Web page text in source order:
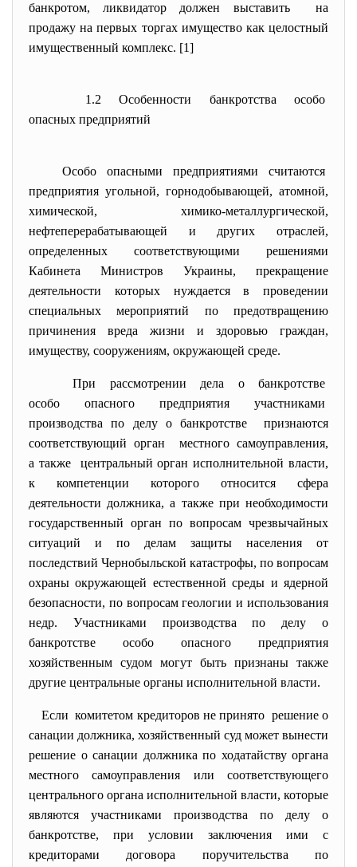
банкротом, ликвидатор должен выставить на
продажу на первых торгах имущество как целостный
имущественный комплекс. [1]
1.2 Особенности банкротства особо
опасных предприятий
Особо опасными предприятиями считаются
предприятия угольной, горнодобывающей, атомной,
химической, химико-металлургической,
нефтеперерабатывающей и других отраслей,
определенных соответствующими решениями
Кабинета Министров Украины, прекращение
деятельности которых нуждается в проведении
специальных мероприятий по предотвращению
причинения вреда жизни и здоровью граждан,
имуществу, сооружениям, окружающей среде.
При рассмотрении дела о банкротстве
особо опасного предприятия участниками
производства по делу о банкротстве признаются
соответствующий орган местного самоуправления,
а также центральный органисполнительной власти,
к компетенции которого относится сфера
деятельности должника, а также при необходимости
государственный орган по вопросам чрезвычайных
ситуаций и по делам защиты населения от
последствий Чернобыльской катастрофы, по вопросам
охраны окружающей естественной среды и ядерной
безопасности, по вопросам геологии и использования
недр. Участниками производства по делу о
банкротстве особо опасного предприятия
хозяйственным судом могут быть признаны также
другие центральные органы исполнительной власти.
Если комитетом кредиторов не принято решение о
санации должника, хозяйственный суд может вынести
решение о санации должника по ходатайству органа
местного самоуправления или соответствующего
центрального органа исполнительной власти, которые
являются участниками производства по делу о
банкротстве, при условии заключения ими с
кредиторами договора поручительства по